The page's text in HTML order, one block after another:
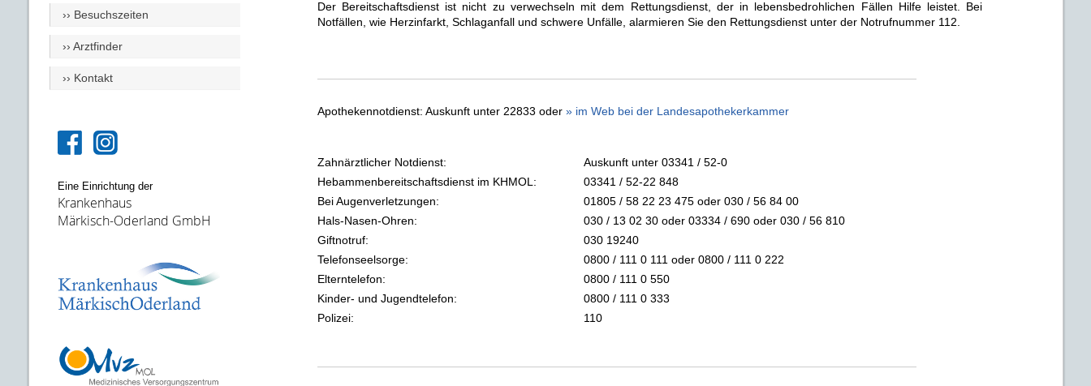
›› Besuchszeiten
›› Arztfinder
›› Kontakt
Eine Einrichtung der
Krankenhaus
Märkisch-Oderland GmbH
Der Bereitschaftsdienst ist nicht zu verwechseln mit dem Rettungsdienst, der in lebensbedrohlichen Fällen Hilfe leistet. Bei
Notfällen, wie Herzinfarkt, Schlaganfall und schwere Unfälle, alarmieren Sie den Rettungsdienst unter der Notrufnummer 112.
Apothekennotdienst: Auskunft unter 22833 oder » im Web bei der Landesapothekerkammer
Zahnärztlicher Notdienst:
Auskunft unter 03341 / 52-0
Hebammenbereitschaftsdienst im KHMOL:
03341 / 52-22 848
Bei Augenverletzungen:
01805 / 58 22 23 475 oder 030 / 56 84 00
Hals-Nasen-Ohren:
030 / 13 02 30 oder 03334 / 690 oder 030 / 56 810
Giftnotruf:
030 19240
Telefonseelsorge:
0800 / 111 0 111 oder 0800 / 111 0 222
Elterntelefon:
0800 / 111 0 550
Kinder- und Jugendtelefon:
0800 / 111 0 333
Polizei:
110